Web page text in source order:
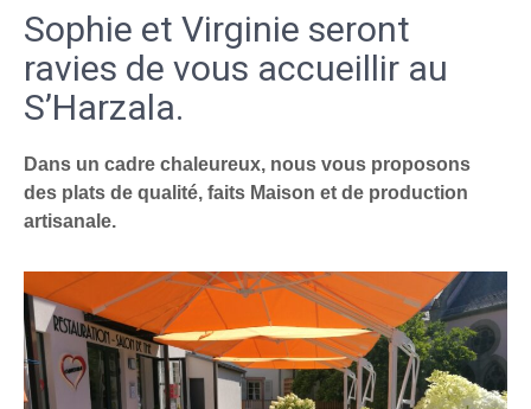
Sophie et Virginie seront
ravies de vous accueillir au
S’Harzala.
Dans un cadre chaleureux, nous vous proposons
des plats de qualité, faits Maison et de production
artisanale.